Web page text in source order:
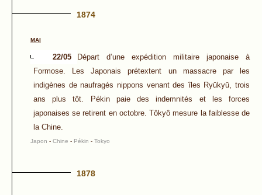
1874
MAI
22/05
Départ d’une expédition militaire japonaise à
Formose. Les Japonais prétextent un massacre par les
indigènes de naufragés nippons venant des îles Ryūkyū, trois
ans plus tôt. Pékin paie des indemnités et les forces
japonaises se retirent en octobre. Tôkyô mesure la faiblesse de
la Chine.
Japon - Chine - Pékin - Tokyo
1878